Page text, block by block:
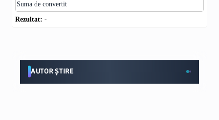
Rezultat: -
AUTOR ȘTIRE